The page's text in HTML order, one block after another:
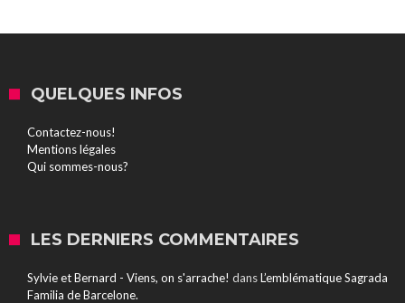
QUELQUES INFOS
Contactez-nous!
Mentions légales
Qui sommes-nous?
LES DERNIERS COMMENTAIRES
Sylvie et Bernard - Viens, on s'arrache! dansL’emblématique Sagrada
Familia de Barcelone.